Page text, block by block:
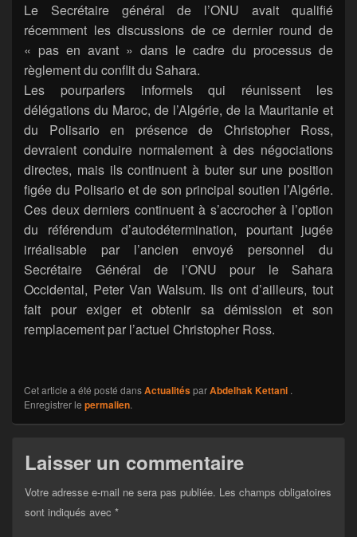
Le Secrétaire général de l’ONU avait qualifié
récemment les discussions de ce dernier round de
« pas en avant » dans le cadre du processus de
règlement du conflit du Sahara.
Les pourparlers informels qui réunissent les
délégations du Maroc, de l’Algérie, de la Mauritanie et
du Polisario en présence de Christopher Ross,
devraient conduire normalement à des négociations
directes, mais ils continuent à buter sur une position
figée du Polisario et de son principal soutien l’Algérie.
Ces deux derniers continuent à s’accrocher à l’option
du référendum d’autodétermination, pourtant jugée
irréalisable par l’ancien envoyé personnel du
Secrétaire Général de l’ONU pour le Sahara
Occidental, Peter Van Walsum. Ils ont d’ailleurs, tout
fait pour exiger et obtenir sa démission et son
remplacement par l’actuel Christopher Ross.
Cet article a été posté dansActualitésparAbdelhak Kettani .
Enregistrer le permalien.
Laisser un commentaire
Votre adresse e-mail ne sera pas publiée. Les champs obligatoires
sont indiqués avec *